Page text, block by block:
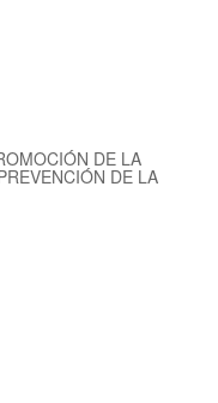
DE LA
DE LA